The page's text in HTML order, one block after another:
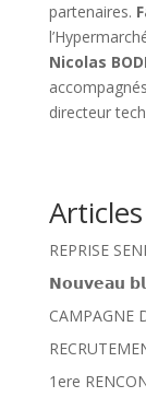
partenaires.
Nicolas
directeur
REPRISE
𝗡𝗼𝘂𝘃𝗲𝗮𝘂
CAMPAGNE
1ere